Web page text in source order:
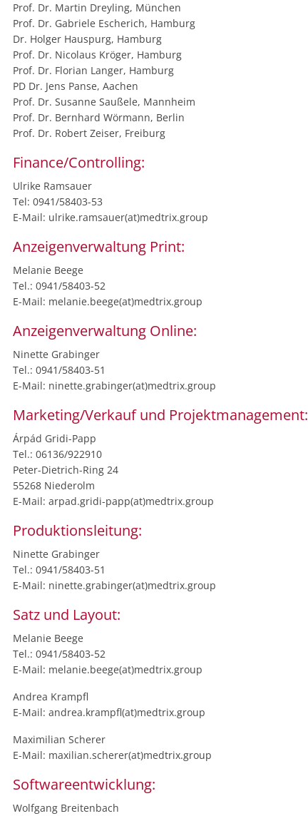
Prof. Dr. Martin Dreyling, München
Prof. Dr. Gabriele Escherich, Hamburg
Dr. Holger Hauspurg, Hamburg
Prof. Dr. Nicolaus Kröger, Hamburg
Prof. Dr. Florian Langer, Hamburg
PD Dr. Jens Panse, Aachen
Prof. Dr. Susanne Saußele, Mannheim
Prof. Dr. Bernhard Wörmann, Berlin
Prof. Dr. Robert Zeiser, Freiburg
Finance/Controlling:
Ulrike Ramsauer
Tel: 0941/58403-53
E-Mail: ulrike.ramsauer(at)medtrix.group
Anzeigenverwaltung Print:
Melanie Beege
Tel.: 0941/58403-52
E-Mail: melanie.beege(at)medtrix.group
Anzeigenverwaltung Online:
Ninette Grabinger
Tel.: 0941/58403-51
E-Mail: ninette.grabinger(at)medtrix.group
Marketing/Verkauf und Projektmanagement:
Árpád Gridi-Papp
Tel.: 06136/922910
Peter-Dietrich-Ring 24
55268 Niederolm
E-Mail: arpad.gridi-papp(at)medtrix.group
Produktionsleitung:
Ninette Grabinger
Tel.: 0941/58403-51
E-Mail: ninette.grabinger(at)medtrix.group
Satz und Layout:
Melanie Beege
Tel.: 0941/58403-52
E-Mail: melanie.beege(at)medtrix.group
Andrea Krampfl
E-Mail: andrea.krampfl(at)medtrix.group
Maximilian Scherer
E-Mail: maxilian.scherer(at)medtrix.group
Softwareentwicklung:
Wolfgang Breitenbach